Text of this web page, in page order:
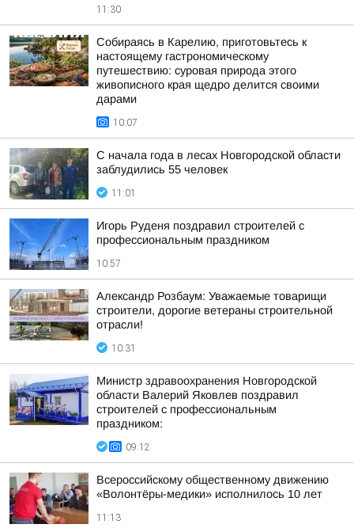
11:30
Собираясь в Карелию, приготовьтесь к
настоящему гастрономическому
путешествию: суровая природа этого
живописного края щедро делится своими
дарами
10:07
С начала года в лесах Новгородской области
заблудились 55 человек
11:01
Игорь Руденя поздравил строителей с
профессиональным праздником
10:57
Александр Розбаум: Уважаемые товарищи
строители, дорогие ветераны строительной
отрасли!
10:31
Министр здравоохранения Новгородской
области Валерий Яковлев поздравил
строителей с профессиональным
праздником:
09:12
Всероссийскому общественному движению
«Волонтёры-медики» исполнилось 10 лет
11:13